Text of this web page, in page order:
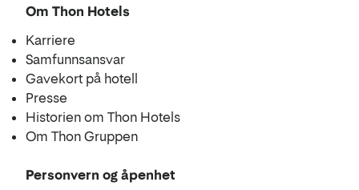
Om Thon Hotels
Karriere
Samfunnsansvar
Gavekort på hotell
Presse
Historien om Thon Hotels
Om Thon Gruppen
Personvern og åpenhet